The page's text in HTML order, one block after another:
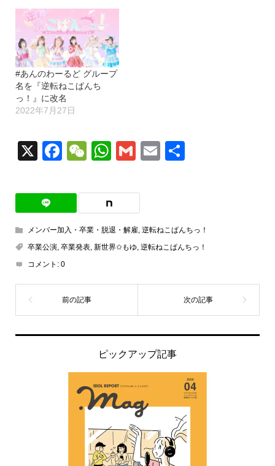
#あんのわーるど グループ
名を『逆転ねこぱんち
っ！』に改名
2022年7月27日
X Facebook
WeChat
WhatsApp
GmailEmail
メンバー加入・卒業・脱退・解雇, 逆転ねこぱんちっ！
卒業公演, 卒業発表, 新世界✩もゆ, 逆転ねこぱんちっ！
コメント: 0
ピックアップ記事